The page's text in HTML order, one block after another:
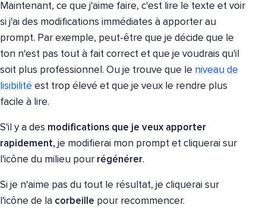
Maintenant, ce que j'aime faire, c'est lire le texte et voir
si j'ai des modifications immédiates à apporter au
prompt. Par exemple, peut-être que je décide que le
ton n'est pas tout à fait correct et que je voudrais qu'il
soit plus professionnel. Ou je trouve que le niveau de
lisibilité est trop élevé et que je veux le rendre plus
facile à lire.
S'il y a des modifications que je veux apporter
rapidement, je modifierai mon prompt et cliquerai sur
l'icône du milieu pour régénérer.
Si je n'aime pas du tout le résultat, je cliquerai sur
l'icône de la corbeille pour recommencer.